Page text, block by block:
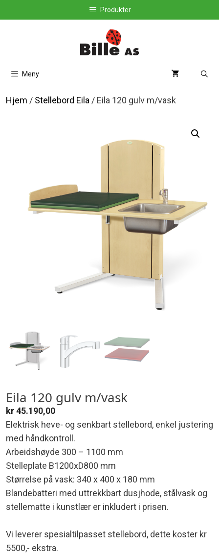
til
Produkter
Meny
Hjem / Stellebord Eila / Eila 120 gulv m/vask
Eila 120 gulv m/vask
kr45.190,00
Elektrisk heve- og senkbart stellebord, enkel justering
med håndkontroll.
Arbeidshøyde 300 – 1100 mm
Stelleplate B1200xD800 mm
Størrelse på vask: 340 x 400 x 180 mm
Blandebatteri med uttrekkbart dusjhode, stålvask og
stellematte i kunstlær er inkludert i prisen.
Vi leverer spesialtilpasset stellebord, dette koster kr
5500,- ekstra.